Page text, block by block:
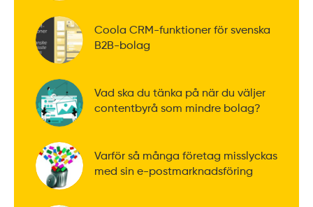
Coola CRM-funktioner för svenska
B2B-bolag
Vad ska du tänka på när du väljer
contentbyrå som mindre bolag?
Varför så många företag misslyckas
med sin e-postmarknadsföring